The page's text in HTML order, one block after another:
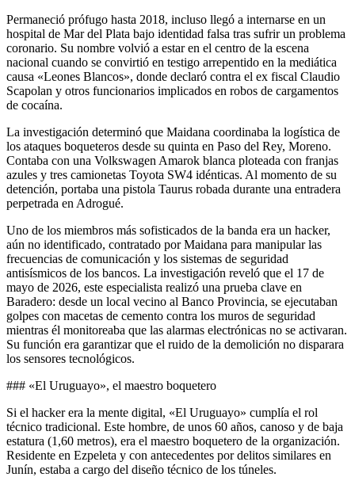
Permaneció prófugo hasta 2018, incluso llegó a internarse en un
hospital de Mar del Plata bajo identidad falsa tras sufrir un problema
coronario. Su nombre volvió a estar en el centro de la escena
nacional cuando se convirtió en testigo arrepentido en la mediática
causa «Leones Blancos», donde declaró contra el ex fiscal Claudio
Scapolan y otros funcionarios implicados en robos de cargamentos
de cocaína.
La investigación determinó que Maidana coordinaba la logística de
los ataques boqueteros desde su quinta en Paso del Rey, Moreno.
Contaba con una Volkswagen Amarok blanca ploteada con franjas
azules y tres camionetas Toyota SW4 idénticas. Al momento de su
detención, portaba una pistola Taurus robada durante una entradera
perpetrada en Adrogué.
Uno de los miembros más sofisticados de la banda era un hacker,
aún no identificado, contratado por Maidana para manipular las
frecuencias de comunicación y los sistemas de seguridad
antisísmicos de los bancos. La investigación reveló que el 17 de
mayo de 2026, este especialista realizó una prueba clave en
Baradero: desde un local vecino al Banco Provincia, se ejecutaban
golpes con macetas de cemento contra los muros de seguridad
mientras él monitoreaba que las alarmas electrónicas no se activaran.
Su función era garantizar que el ruido de la demolición no disparara
los sensores tecnológicos.
### «El Uruguayo», el maestro boquetero
Si el hacker era la mente digital, «El Uruguayo» cumplía el rol
técnico tradicional. Este hombre, de unos 60 años, canoso y de baja
estatura (1,60 metros), era el maestro boquetero de la organización.
Residente en Ezpeleta y con antecedentes por delitos similares en
Junín, estaba a cargo del diseño técnico de los túneles.